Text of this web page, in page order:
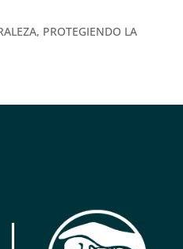
PROTEGIENDO LA